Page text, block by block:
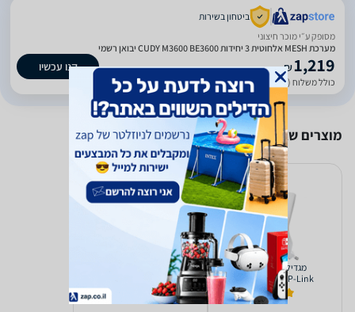
ביטחון בשירות
מסופק ע״י מוכר חיצוני
מערכת MESH אלחוטית 3 יחידות CUDY M3600 BE3600 יבואן רשמי
₪1,219
כולל משלוח (20 ₪) עד 7 ימי עסקים
קנו עכשיו
מוצרים שאולי יעניינו אותך
‏מגדיל טווח/רפיטר
TLWA850RE TP-Link
2.4
(15)